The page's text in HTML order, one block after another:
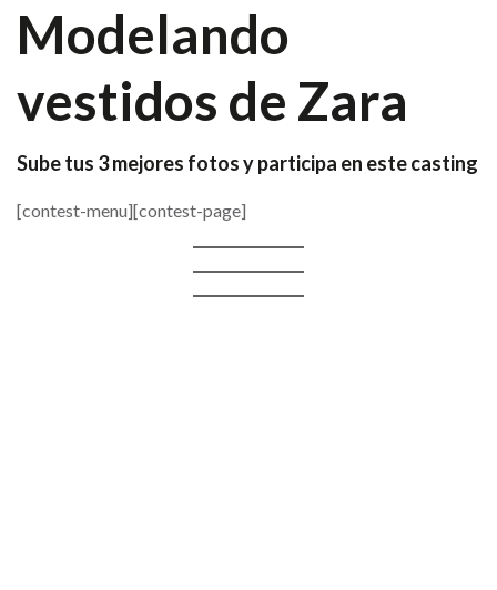
Modelando
vestidos de Zara
Sube tus 3 mejores fotos y participa en este casting
[contest-menu][contest-page]